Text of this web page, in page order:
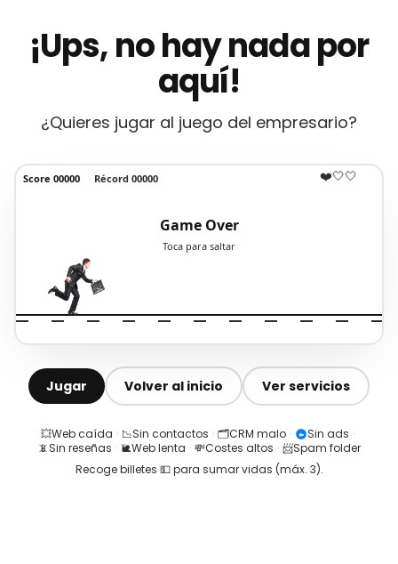
¡Ups, no hay nada por
aquí!
¿Quieres jugar al juego del empresario?
Jugar Volver al inicio Ver servicios
💥Web caída · 📉Sin contactos · 🗂️CRM malo · Sin ads ·
📵Sin reseñas · 🐌Web lenta · 💸Costes altos · 📨Spam folder
Recoge billetes 💵 para sumar vidas (máx. 3).